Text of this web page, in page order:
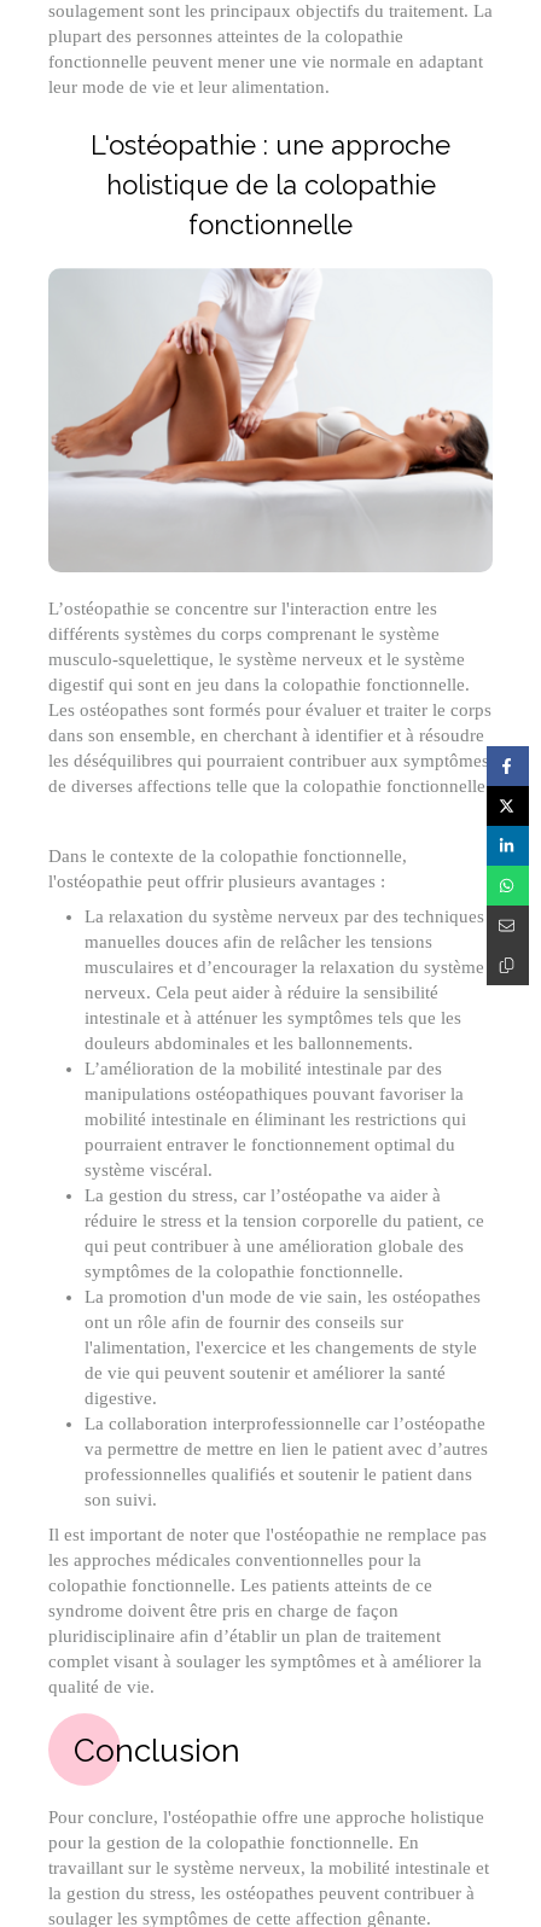
soulagement sont les principaux objectifs du traitement. La
plupart des personnes atteintes de la colopathie
fonctionnelle peuvent mener une vie normale en adaptant
leur mode de vie et leur alimentation.
L'ostéopathie : une approche
holistique de la colopathie
fonctionnelle
L’ostéopathie se concentre sur l'interaction entre les
différents systèmes du corps comprenant le système
musculo-squelettique, le système nerveux et le système
digestif qui sont en jeu dans la colopathie fonctionnelle.
Les ostéopathes sont formés pour évaluer et traiter le corps
dans son ensemble, en cherchant à identifier et à résoudre
les déséquilibres qui pourraient contribuer aux symptômes
de diverses affections telle que la colopathie fonctionnelle.
Dans le contexte de la colopathie fonctionnelle,
l'ostéopathie peut offrir plusieurs avantages :
La relaxation du système nerveux par des techniques
manuelles douces afin de relâcher les tensions
musculaires et d’encourager la relaxation du système
nerveux. Cela peut aider à réduire la sensibilité
intestinale et à atténuer les symptômes tels que les
douleurs abdominales et les ballonnements.
L’amélioration de la mobilité intestinale par des
manipulations ostéopathiques pouvant favoriser la
mobilité intestinale en éliminant les restrictions qui
pourraient entraver le fonctionnement optimal du
système viscéral.
La gestion du stress, car l’ostéopathe va aider à
réduire le stress et la tension corporelle du patient, ce
qui peut contribuer à une amélioration globale des
symptômes de la colopathie fonctionnelle.
La promotion d'un mode de vie sain, les ostéopathes
ont un rôle afin de fournir des conseils sur
l'alimentation, l'exercice et les changements de style
de vie qui peuvent soutenir et améliorer la santé
digestive.
La collaboration interprofessionnelle car l’ostéopathe
va permettre de mettre en lien le patient avec d’autres
professionnelles qualifiés et soutenir le patient dans
son suivi.
Il est important de noter que l'ostéopathie ne remplace pas
les approches médicales conventionnelles pour la
colopathie fonctionnelle. Les patients atteints de ce
syndrome doivent être pris en charge de façon
pluridisciplinaire afin d’établir un plan de traitement
complet visant à soulager les symptômes et à améliorer la
qualité de vie.
Conclusion
Pour conclure, l'ostéopathie offre une approche holistique
pour la gestion de la colopathie fonctionnelle. En
travaillant sur le système nerveux, la mobilité intestinale et
la gestion du stress, les ostéopathes peuvent contribuer à
soulager les symptômes de cette affection gênante.